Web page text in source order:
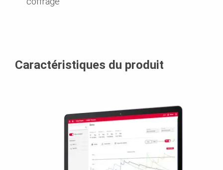
Caractéristiques du produit